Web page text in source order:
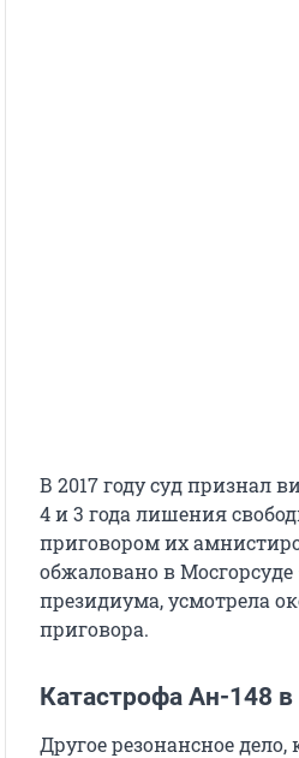
В 2017 году суд признал
4 и 3 года лишения
приговором их
обжаловано в
президиума, усмотрела
приговора.
Катастрофа Ан-148
Другое резонансное